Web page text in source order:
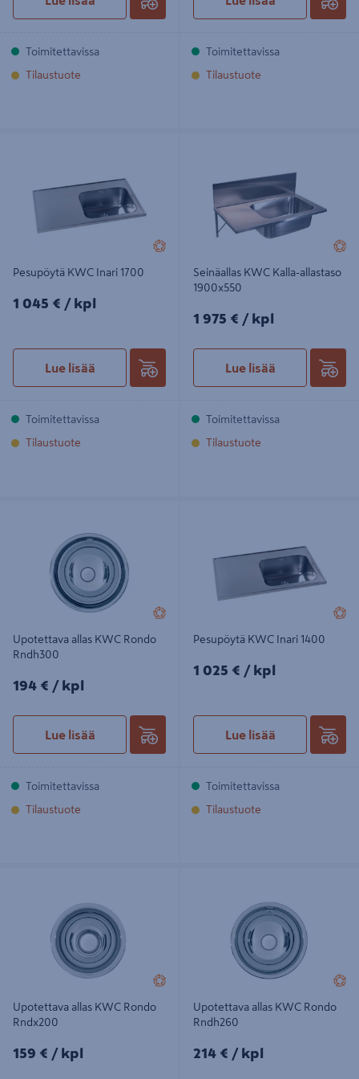
Toimitettavissa
Tilaustuote
Toimitettavissa
Tilaustuote
Pesupöytä KWC Inari 1700
1045€/kpl
1 045 € / kpl
Lue lisää
Toimitettavissa
Tilaustuote
Seinäallas KWC Kalla-allastaso
1900x550
1975€/kpl
1 975 € / kpl
Lue lisää
Toimitettavissa
Tilaustuote
Upotettava allas KWC Rondo
Rndh300
194€/kpl
194 € / kpl
Lue lisää
Toimitettavissa
Tilaustuote
Pesupöytä KWC Inari 1400
1025€/kpl
1 025 € / kpl
Lue lisää
Toimitettavissa
Tilaustuote
Upotettava allas KWC Rondo
Rndx200
159€/kpl
159 € / kpl
Upotettava allas KWC Rondo
Rndh260
214€/kpl
214 € / kpl